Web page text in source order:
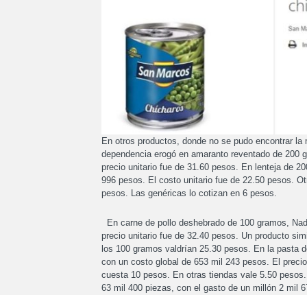
En otros productos, donde no se pudo encontrar
dependencia erogó en amaranto reventado de
precio unitario fue de 31.60 pesos. En lenteja de
996 pesos. El costo unitario fue de 22.50 pesos.
pesos. Las genéricas lo cotizan en 6 pesos.
En carne de pollo deshebrado de 100 gramos,
precio unitario fue de 32.40 pesos. Un producto
los 100 gramos valdrían 25.30 pesos. En la pasta
con un costo global de 653 mil 243 pesos. El
cuesta 10 pesos. En otras tiendas vale 5.50
63 mil 400 piezas, con el gasto de un millón 2 mil